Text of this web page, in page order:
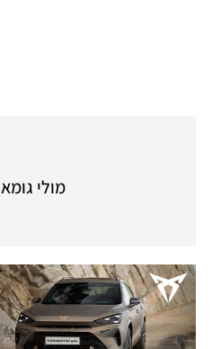
מולי גומא